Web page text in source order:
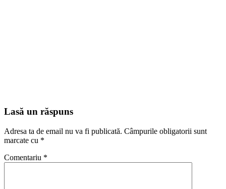
Lasă un răspuns
Adresa ta de email nu va fi publicată. Câmpurile obligatorii sunt
marcate cu *
Comentariu *